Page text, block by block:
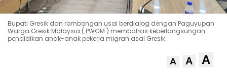
Bupati Gresik dan rombongan usai berdialog dengan Paguyupan
Warga Gresik Malaysia ( PWGM ) membahas keberlangsungan
pendidikan anak-anak pekerja migran asal Gresik
A A A